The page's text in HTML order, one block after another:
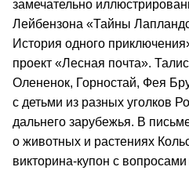
замечательно
Лейбензона «Тайны
История одного
проект «Лесная почта».
Олененок, Горностай, Фея
с детьми из разных уголков
дальнего зарубежья. В
о животных и растениях
викторина-купон с